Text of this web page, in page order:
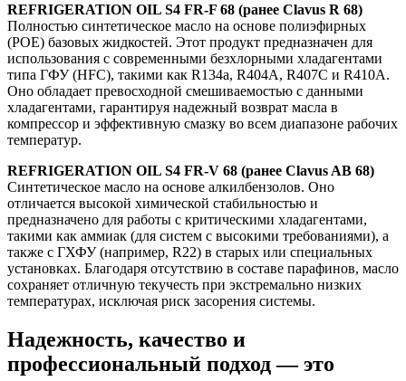
REFRIGERATION OIL S4 FR-F 68 (ранее Clavus R 68)
Полностью синтетическое масло на основе полиэфирных
(POE) базовых жидкостей. Этот продукт предназначен для
использования с современными безхлорными хладагентами
типа ГФУ (HFC), такими как R134a, R404A, R407C и R410A.
Оно обладает превосходной смешиваемостью с данными
хладагентами, гарантируя надежный возврат масла в
компрессор и эффективную смазку во всем диапазоне рабочих
температур.
REFRIGERATION OIL S4 FR-V 68 (ранее Clavus AB 68)
Синтетическое масло на основе алкилбензолов. Оно
отличается высокой химической стабильностью и
предназначено для работы с критическими хладагентами,
такими как аммиак (для систем с высокими требованиями), а
также с ГХФУ (например, R22) в старых или специальных
установках. Благодаря отсутствию в составе парафинов, масло
сохраняет отличную текучесть при экстремально низких
температурах, исключая риск засорения системы.
Надежность, качество и
профессиональный подход — это